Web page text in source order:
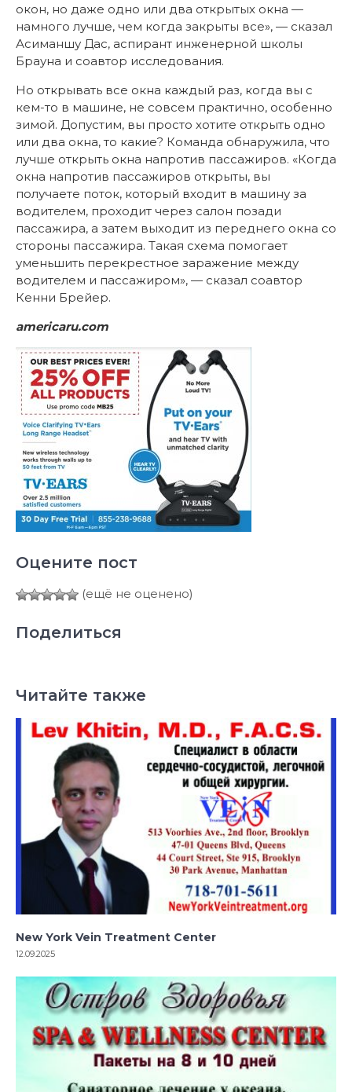
окон, но даже одно или два открытых окна —
намного лучше, чем когда закрыты все», — сказал
Асиманшу Дас, аспирант инженерной школы
Брауна и соавтор исследования.
Но открывать все окна каждый раз, когда вы с
кем-то в машине, не совсем практично, особенно
зимой. Допустим, вы просто хотите открыть одно
или два окна, то какие? Команда обнаружила, что
лучше открыть окна напротив пассажиров. «Когда
окна напротив пассажиров открыты, вы
получаете поток, который входит в машину за
водителем, проходит через салон позади
пассажира, а затем выходит из переднего окна со
стороны пассажира. Такая схема помогает
уменьшить перекрестное заражение между
водителем и пассажиром», — сказал соавтор
Кенни Брейер.
americaru.com
Оцените пост
(ещё не оценено)
Поделиться
Читайте также
New York Vein Treatment Center
12.09.2025